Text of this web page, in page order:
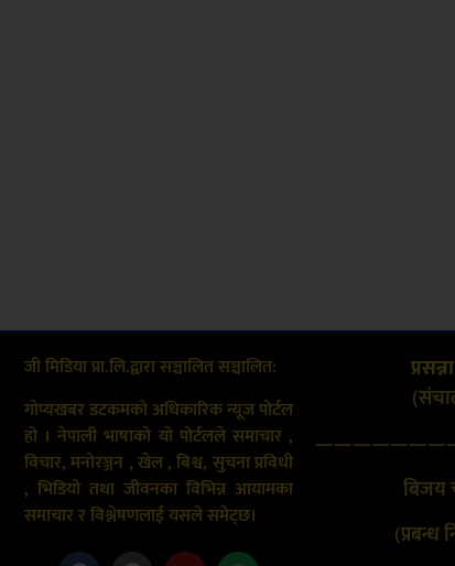
जी मिडिया प्रा.लि.द्वारा सञ्चालित सञ्चालित:
गोप्यखबर डटकमको अधिकारिक न्यूज पोर्टल
हो । नेपाली भाषाको यो पोर्टलले समाचार ,
विचार, मनोरञ्जन , खेल , बिश्व, सुचना प्रविधी
, भिडियो तथा जीवनका विभिन्न आयामका
समाचार र विश्लेषणलाई यसले समेट्छ।
बिजय
(प्रबन्ध